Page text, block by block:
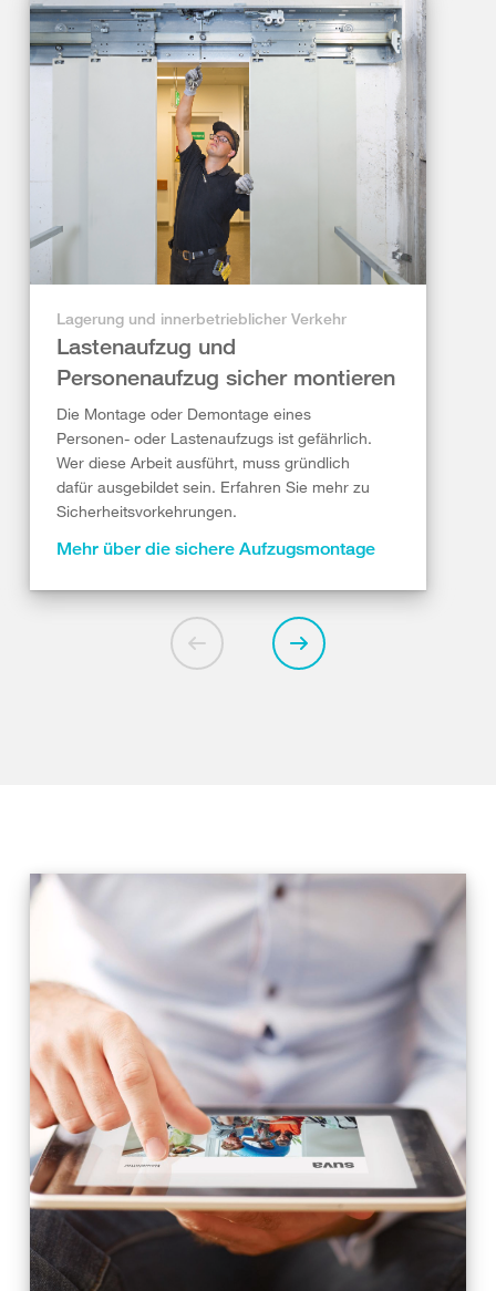
Lagerung und innerbetrieblicher Verkehr
Lastenaufzug und
Personenaufzug sicher montieren
Die Montage oder Demontage eines
Personen- oder Lastenaufzugs ist gefährlich.
Wer diese Arbeit ausführt, muss gründlich
dafür ausgebildet sein. Erfahren Sie mehr zu
Sicherheitsvorkehrungen.
Mehr über die sichere Aufzugsmontage